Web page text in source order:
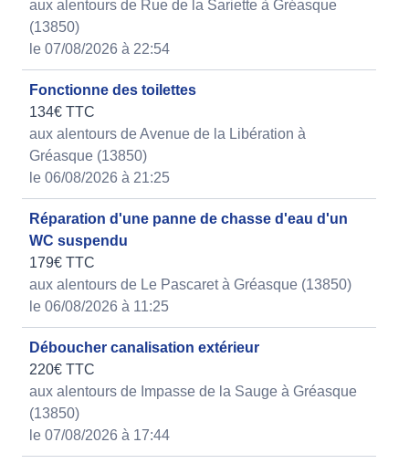
aux alentours de Rue de la Sariette à Gréasque
(13850)
le 07/08/2026 à 22:54
Fonctionne des toilettes
134€ TTC
aux alentours de Avenue de la Libération à
Gréasque (13850)
le 06/08/2026 à 21:25
Réparation d'une panne de chasse d'eau d'un
WC suspendu
179€ TTC
aux alentours de Le Pascaret à Gréasque (13850)
le 06/08/2026 à 11:25
Déboucher canalisation extérieur
220€ TTC
aux alentours de Impasse de la Sauge à Gréasque
(13850)
le 07/08/2026 à 17:44